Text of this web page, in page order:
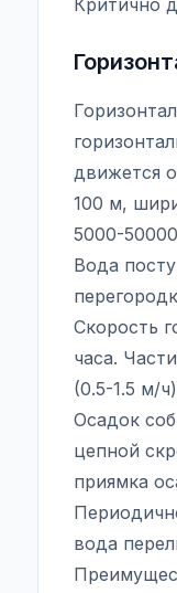
Критично
движется
100 м,
5000-
Вода
Скорость
часа.
(0.5-1.5 м/
Осадок
цепной
приямка
вода